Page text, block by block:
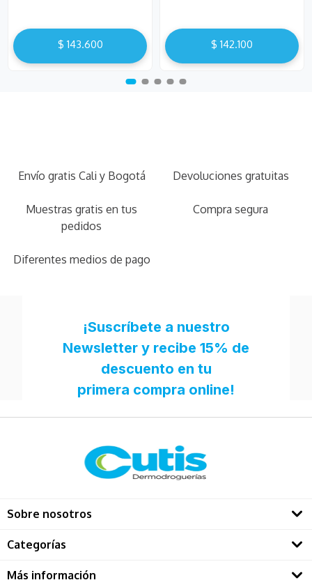
$ 143.600 $ 142.100
Envío gratis Cali y Bogotá Devoluciones gratuitas
Muestras gratis en tus
pedidos
Compra segura
Diferentes medios de pago
Sobre nosotros
Quienes somos
Categorías
Rostro
Más información